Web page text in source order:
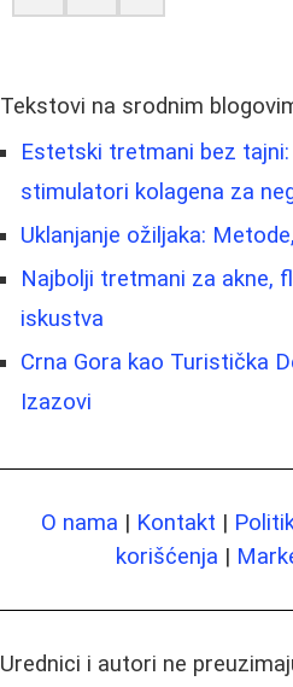
Tekstovi na srodnim
Estetski tretmani bez
stimulatori kolagena za
Uklanjanje ožiljaka:
Najbolji tretmani za akne,
iskustva
Crna Gora kao Turistička
Izazovi
O nama | Kontakt |
korišćenja |
Urednici i autori ne